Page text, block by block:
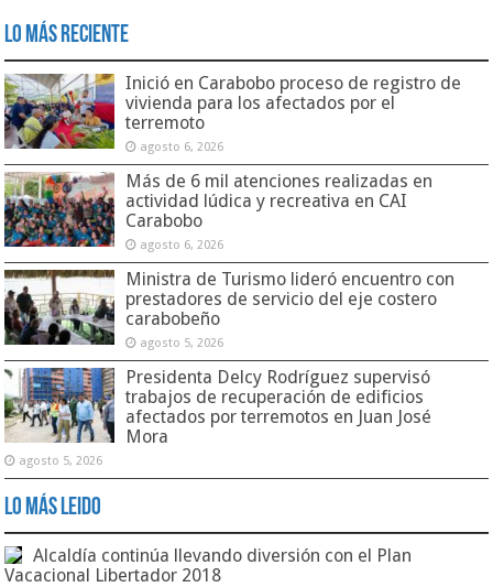
Lo Más Reciente
Inició en Carabobo proceso de registro de
vivienda para los afectados por el
terremoto
agosto 6, 2026
Más de 6 mil atenciones realizadas en
actividad lúdica y recreativa en CAI
Carabobo
agosto 6, 2026
Ministra de Turismo lideró encuentro con
prestadores de servicio del eje costero
carabobeño
agosto 5, 2026
Presidenta Delcy Rodríguez supervisó
trabajos de recuperación de edificios
afectados por terremotos en Juan José
Mora
agosto 5, 2026
Lo Más Leido
Alcaldía continúa llevando diversión con el Plan
Vacacional Libertador 2018